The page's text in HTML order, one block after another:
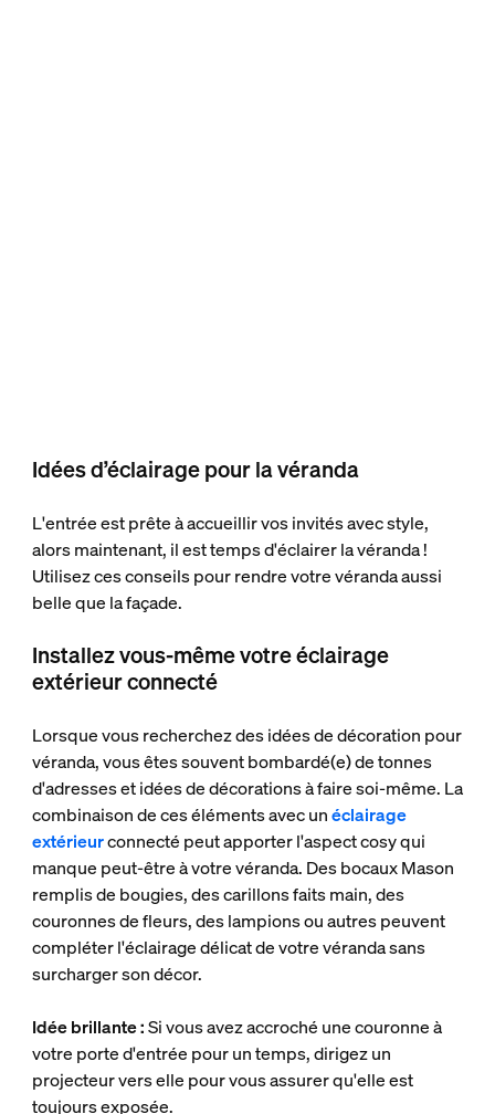
Idées d’éclairage pour la véranda
L'entrée est prête à accueillir vos invités avec style,
alors maintenant, il est temps d'éclairer la véranda !
Utilisez ces conseils pour rendre votre véranda aussi
belle que la façade.
Installez vous-même votre éclairage
extérieur connecté
Lorsque vous recherchez des idées de décoration pour
véranda, vous êtes souvent bombardé(e) de tonnes
d'adresses et idées de décorations à faire soi-même. La
combinaison de ces éléments avec unéclairage
extérieurconnecté peut apporter l'aspect cosy qui
manque peut-être à votre véranda. Des bocaux Mason
remplis de bougies, des carillons faits main, des
couronnes de fleurs, des lampions ou autres peuvent
compléter l'éclairage délicat de votre véranda sans
surcharger son décor.
Idée brillante :Si vous avez accroché une couronne à
votre porte d'entrée pour un temps, dirigez un
projecteur vers elle pour vous assurer qu'elle est
toujours exposée.